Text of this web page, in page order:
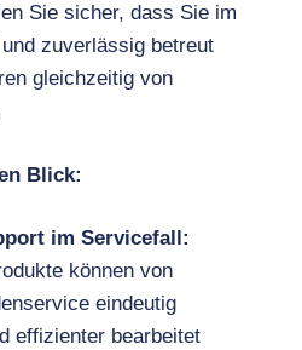
Sie sicher, dass Sie im
zuverlässig betreut
gleichzeitig von
Blick:
im Servicefall:
können von
eindeutig
effizienter bearbeitet